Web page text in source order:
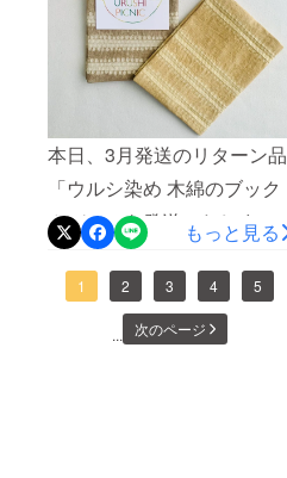
てくださいね。さて今週
は、最後のリターン品『ウ
ルシの木のコーヒーメ
ジャースプーン』５月発送
分をご支援くださまた皆様
へ、品物を発送いたしま
す。対象の方にはメッセー
ジをお送りしていますので
ご確認ください。長々とお
待ちくださりありがとうご
ざいます！！ウルシスト®︎
さんの温かいご支援をいた
だいております。プロジェ
クトを軌道に乗せるまでは
もうひと頑張りです。引き
続きがんばります ＆ よろし
くお願いします。天ぷら会
についてもまたご報告しま
す！
です。よかったー！ご参加
者の皆様、すでに個別にご
案内していますが、雨上が
りの場合は地面が濡れてい
る可能性がありますので、
汚れてもよい靴のご準備を
よろしくお願いします。こ
ちらは先週末の「縄文うる
しパーク」のウルシの芽。
まさに食べごろです(笑)。な
本日、3月発送のリターン品
「ウルシ染め 木綿のブック
カバー」を発送いたしまし
た。ご支援くださいました
皆様、ありがとうございま
す。大変お待たせいたしま
もっと見る
1 2 3 4 5
... 次のページ